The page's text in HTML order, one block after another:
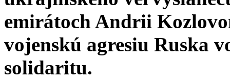
emirátoch Andrii
vojenskú agresiu Ruska
solidaritu.